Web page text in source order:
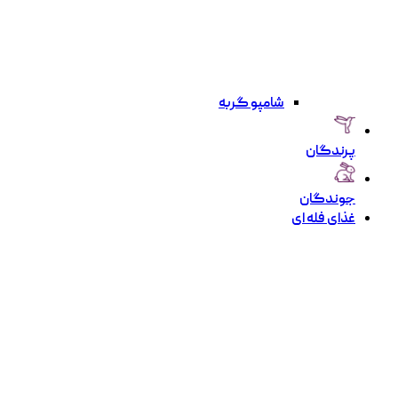
شامپو گربه
پرندگان
جوندگان
غذای فله ای